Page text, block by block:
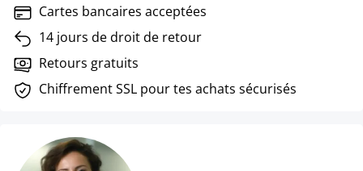
Cartes bancaires acceptées
14 jours de droit de retour
Retours gratuits
Chiffrement SSL pour tes achats sécurisés